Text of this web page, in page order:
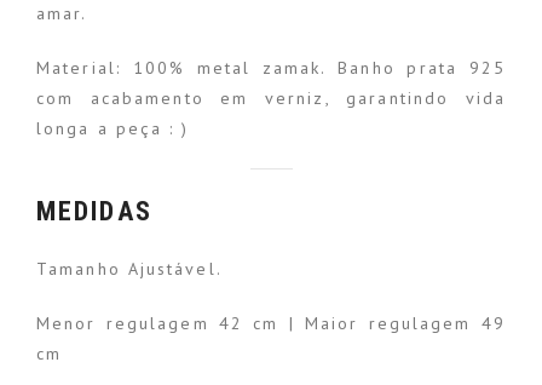
amar.
Material: 100% metal zamak. Banho prata 925
com acabamento em verniz, garantindo vida
longa a peça : )
MEDIDAS
Tamanho Ajustável.
Menor regulagem 42 cm | Maior regulagem 49
cm